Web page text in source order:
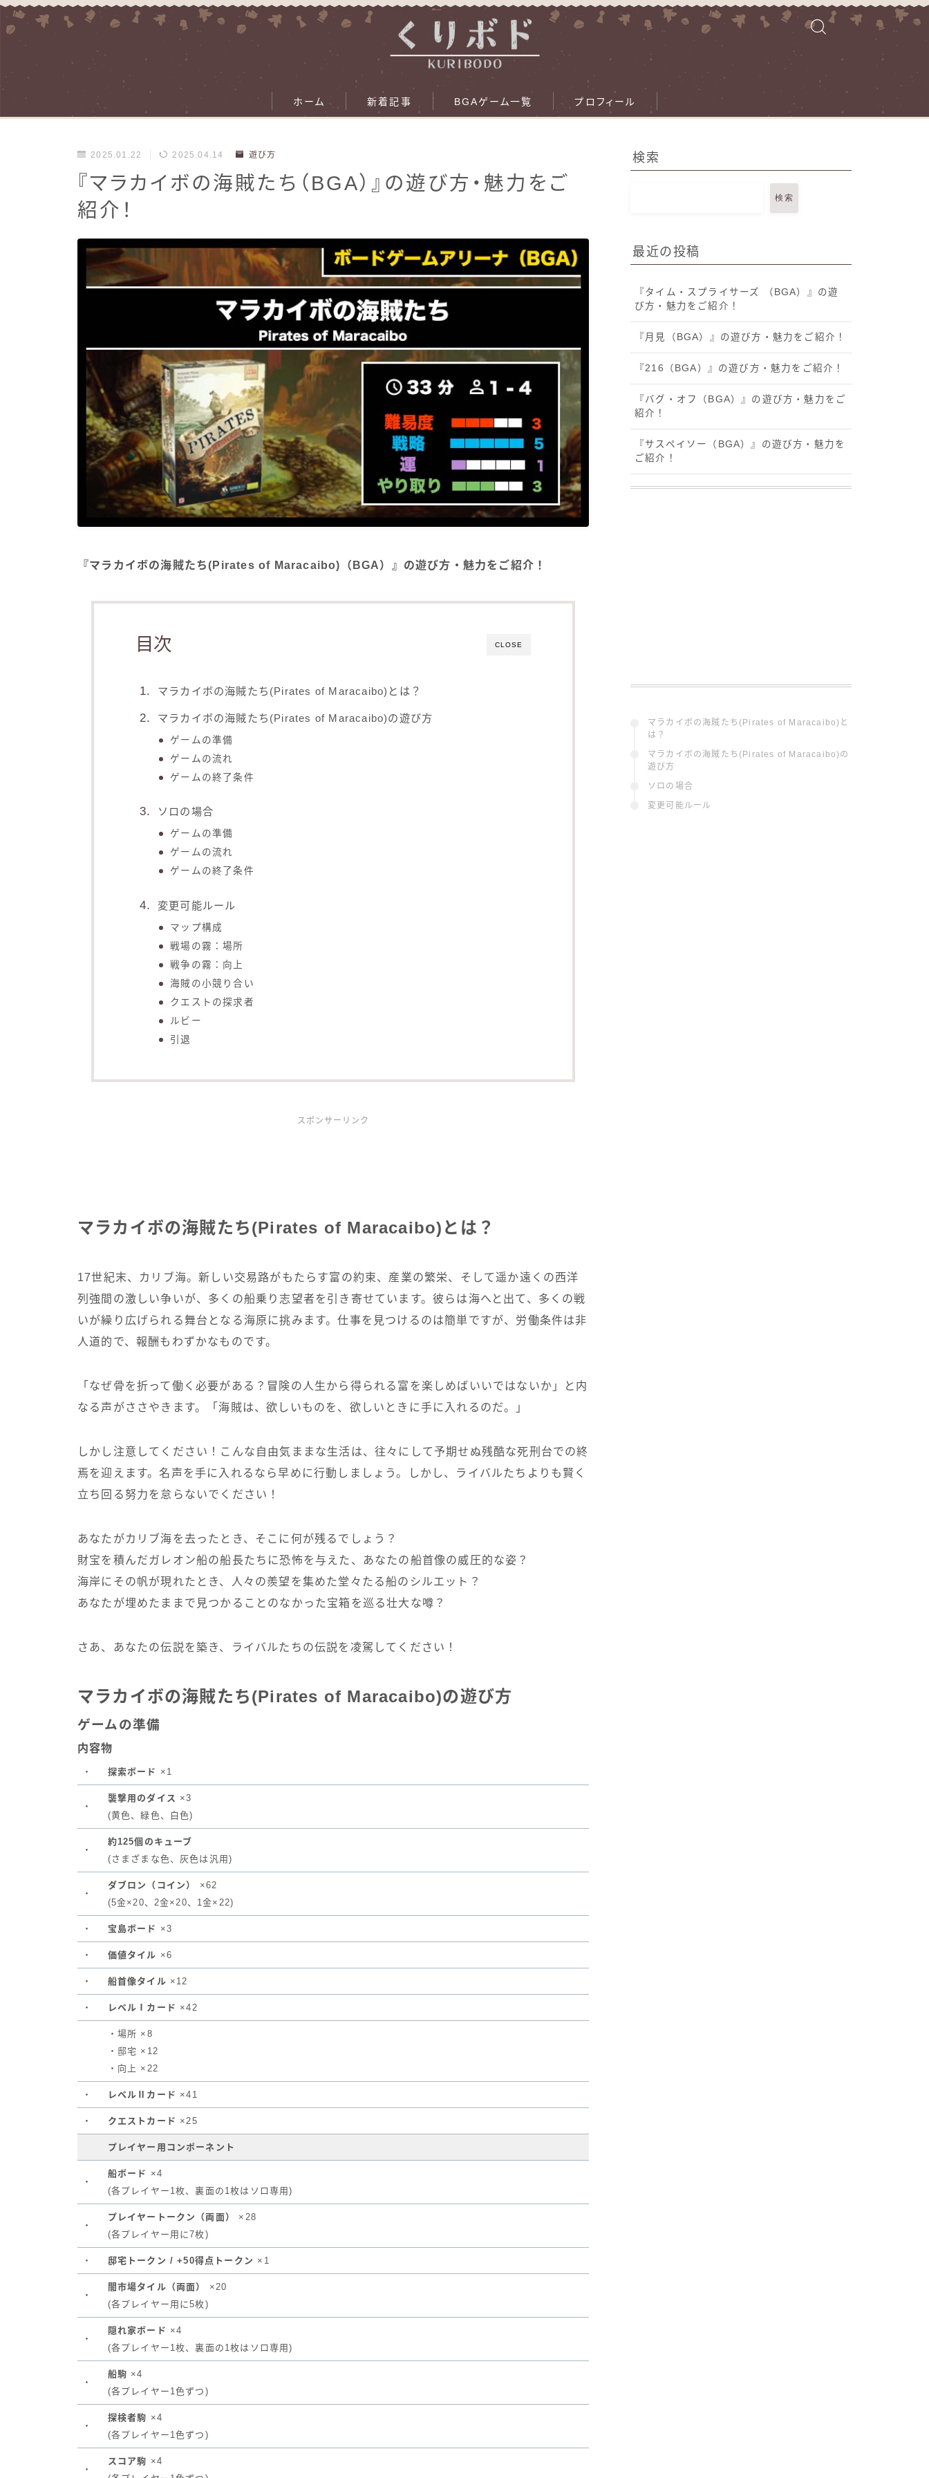
ホーム 新着記事 BGAゲーム一覧 プロフィール
2025.01.22 2025.04.14 遊び方
『マラカイボの海賊たち（BGA）』の遊び方・魅力をご
紹介！
『マラカイボの海賊たち(Pirates of Maracaibo)（BGA）』の遊び方・魅力をご紹介！
CLOSE
目次
マラカイボの海賊たち(Pirates of Maracaibo)とは？
マラカイボの海賊たち(Pirates of Maracaibo)の遊び方
ゲームの準備
ゲームの流れ
ゲームの終了条件
ソロの場合
ゲームの準備
ゲームの流れ
ゲームの終了条件
変更可能ルール
マップ構成
戦場の霧：場所
戦争の霧：向上
海賊の小競り合い
クエストの探求者
ルビー
引退
スポンサーリンク
マラカイボの海賊たち(Pirates of Maracaibo)とは？
17世紀末、カリブ海。新しい交易路がもたらす富の約束、産業の繁栄、そして遥か遠くの西洋
列強間の激しい争いが、多くの船乗り志望者を引き寄せています。彼らは海へと出て、多くの戦
いが繰り広げられる舞台となる海原に挑みます。仕事を見つけるのは簡単ですが、労働条件は非
人道的で、報酬もわずかなものです。
「なぜ骨を折って働く必要がある？冒険の人生から得られる富を楽しめばいいではないか」と内
なる声がささやきます。「海賊は、欲しいものを、欲しいときに手に入れるのだ。」
しかし注意してください！こんな自由気ままな生活は、往々にして予期せぬ残酷な死刑台での終
焉を迎えます。名声を手に入れるなら早めに行動しましょう。しかし、ライバルたちよりも賢く
立ち回る努力を怠らないでください！
あなたがカリブ海を去ったとき、そこに何が残るでしょう？
財宝を積んだガレオン船の船長たちに恐怖を与えた、あなたの船首像の威圧的な姿？
海岸にその帆が現れたとき、人々の羨望を集めた堂々たる船のシルエット？
あなたが埋めたままで見つかることのなかった宝箱を巡る壮大な噂？
さあ、あなたの伝説を築き、ライバルたちの伝説を凌駕してください！
マラカイボの海賊たち(Pirates of Maracaibo)の遊び方
ゲームの準備
内容物
・ 探索ボード ×1
・
襲撃用のダイス ×3
(黄色、緑色、白色)
・
約125個のキューブ
(さまざまな色、灰色は汎用)
・
ダブロン（コイン）
×62
(5金×20、2金×20、1金×22)
・ 宝島ボード ×3
・ 価値タイル ×6
・ 船首像タイル ×12
・ レベルⅠカード ×42
・場所 ×8
・邸宅 ×12
・向上 ×22
・ レベルⅡカード ×41
・ クエストカード ×25
プレイヤー用コンポーネント
・
船ボード ×4
(各プレイヤー1枚、裏面の1枚はソロ専用)
・
プレイヤートークン（両面）
×28
(各プレイヤー用に7枚)
・ 邸宅トークン / +50得点トークン ×1
・
闇市場タイル（両面）
×20
(各プレイヤー用に5枚)
・
隠れ家ボード ×4
(各プレイヤー1枚、裏面の1枚はソロ専用)
・
船駒 ×4
(各プレイヤー1色ずつ)
・
探検者駒 ×4
(各プレイヤー1色ずつ)
・
スコア駒 ×4
検索
検索
最近の投稿
『タイム・スプライサーズ （BGA）』の遊
び方・魅力をご紹介！
『月見（BGA）』の遊び方・魅力をご紹介！
『216（BGA）』の遊び方・魅力をご紹介！
『バグ・オフ（BGA）』の遊び方・魅力をご
紹介！
『サスペイソー（BGA）』の遊び方・魅力を
ご紹介！
マラカイボの海賊たち(Pirates of Maracaibo)と
は？
マラカイボの海賊たち(Pirates of Maracaibo)の
遊び方
ソロの場合
変更可能ルール